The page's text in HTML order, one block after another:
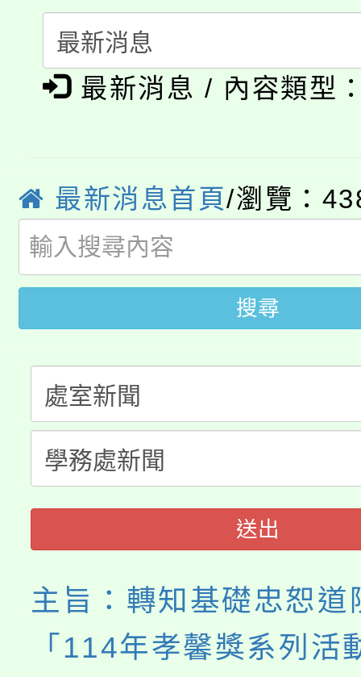
系所師生報名參加。
踴躍報名參加。
展演活動實施計畫」
115年度「教育部表揚
義教育推展貢獻獎」
公告本校115學年度第
「2026金融保險知識
生本土語及新住民語歌
公告本校115學年度第
代理(課)教師甄選結果(
公告本校115學年度第
代理(課)教師甄選結果(
轉知中國文化大學推廣
《TA101》溝通分析基
程，歡迎學生輔導中心
心理、諮商輔導、社會
系所師生報名參加。
轉知苗栗縣政府辦理
縣市「校園短影音徵選
門員」簡章及活動海報
踴躍報名參加。
要點
「桃園市補助參觀特色
展演活動實施計畫」
115年度「教育部表揚
義教育推展貢獻獎」
最新消息 / 內容類型
最新消息首頁/瀏覽：
搜尋
送出
主旨：轉知基礎忠恕道
「114年孝馨獎系列活